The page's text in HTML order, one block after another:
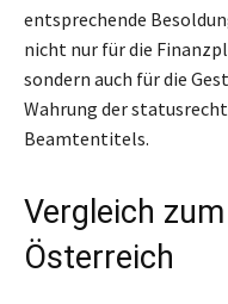
entsprechende
nicht nur für die
sondern auch für die
Wahrung der
Beamtentitels.
Vergleich
Österreich